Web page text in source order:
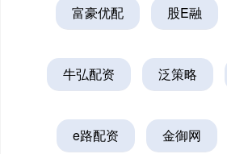
富豪优配 股E融
牛弘配资 泛策略
e路配资 金御网